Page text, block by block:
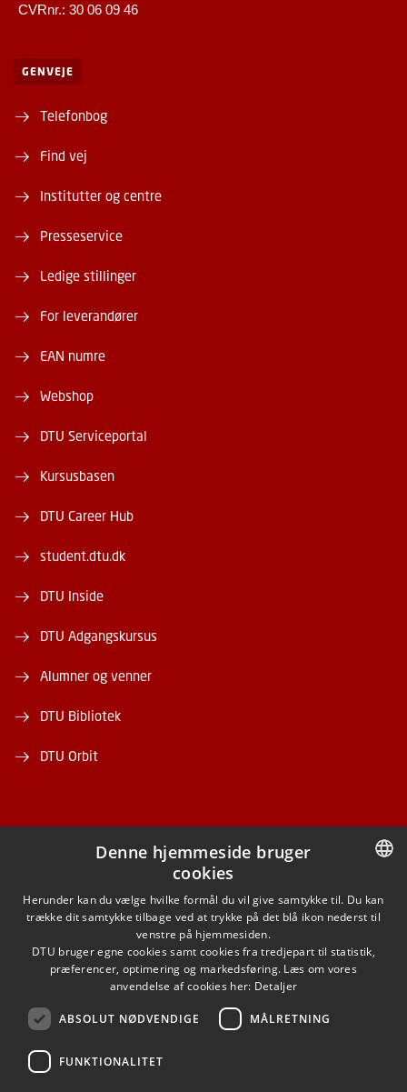
CVRnr.: 30 06 09 46
GENVEJE
Telefonbog
Find vej
Institutter og centre
Presseservice
Ledige stillinger
For leverandører
EAN numre
Webshop
DTU Serviceportal
Kursusbasen
DTU Career Hub
student.dtu.dk
DTU Inside
DTU Adgangskursus
Alumner og venner
DTU Bibliotek
DTU Orbit
FACEBOOK
INSTAGRAM
LINKEDIN
YOUTUBE
DANISH
ENGLISH
Denne hjemmeside bruger
cookies
Herunder kan du vælge hvilke formål du vil give samtykke til. Du kan
trække dit samtykke tilbage ved at trykke på det blå ikon nederst til
venstre på hjemmesiden.
DTU bruger egne cookies samt cookies fra tredjepart til statistik,
præferencer, optimering og markedsføring. Læs om vores
anvendelse af cookies her: Detaljer
ABSOLUT NØDVENDIGE MÅLRETNING
FUNKTIONALITET